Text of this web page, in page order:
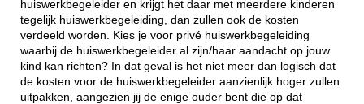
huiswerkbegeleider en krijgt het daar met meerdere kinderen
tegelijk huiswerkbegeleiding, dan zullen ook de kosten
verdeeld worden. Kies je voor privé huiswerkbegeleiding
waarbij de huiswerkbegeleider al zijn/haar aandacht op jouw
kind kan richten? In dat geval is het niet meer dan logisch dat
de kosten voor de huiswerkbegeleider aanzienlijk hoger zullen
uitpakken, aangezien jij de enige ouder bent die op dat